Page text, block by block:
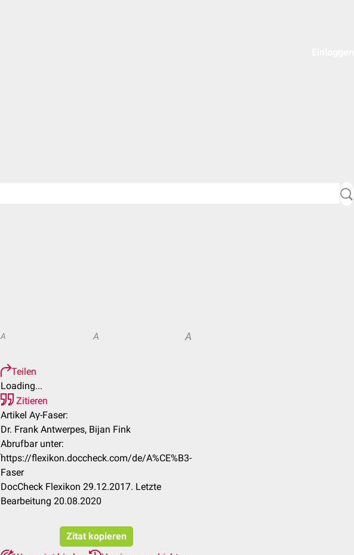
A A A
Teilen
Loading...
Zitieren
Artikel Aγ-Faser:
Dr. Frank Antwerpes, Bijan Fink
Abrufbar unter:
https://flexikon.doccheck.com/de/A%CE%B3-
Faser
DocCheck Flexikon 29.12.2017. Letzte
Bearbeitung 20.08.2020
Zitat kopieren